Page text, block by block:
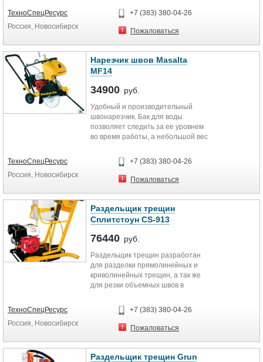
покрытии, бетоне, железобетоне,
асфальте и камне. Комфортная
работа в закрытых помещениях за
Агрегат имеет функцию обратного
вращения режущего алмазного
диска, за счет чего получается
чистый и ровный шов. Наличие
комфорт работы и убирает из
технологического процесса
продувку и просушку шва.
Встроенный пылеотвод;
Технические характеристики
Электро 380 В
Мощность.
Рабочие характеристики
Max глубина реза.
ТехноСпецРесурс
Россия, Новосибирск
+7 (383) 380-04-26
Пожаловаться
Нарезчик швов Masalta
MF14
34900 руб.
Удобный и производительный
швонарезчик. Бак для воды
позволяет следить за ее уровнем
во время работы, а небольшой вес
облегчают его транспортировку.
Специальная система позволяет
избежать смещения двигателя во
труднодоступных местах. Процесс
замены и сборки резчика очень
легок. Надежный бензиновый
двигатель/
Подходит для небольших работ по
бетону.
Крепкая рама для защиты от
Эргономичный дизайн и удобная
Регулирование глубины резки;
ТехноСпецРесурс
Россия, Новосибирск
+7 (383) 380-04-26
Пожаловаться
Раздельщик трещин
Сплитстоун CS-913
76440 руб.
Раздельщик трещин разработан
для разделки прямолинейных и
криволинейных трещин, а так же
для резки объемных швов в
покрытии, железобетоне,
асфальте и камне. Благодаря
мощному бензиновому двигателю
месте. Агрегат имеет функцию
ТехноСпецРесурс
Россия, Новосибирск
+7 (383) 380-04-26
Пожаловаться
Раздельщик трещин Grun